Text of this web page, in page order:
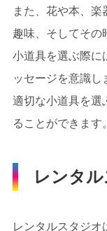
また、花や本、
趣味、そしてその
小道具を選ぶ際に
ッセージを意識し
適切な小道具を選
ることができます。
レンタ
レンタルスタジオ